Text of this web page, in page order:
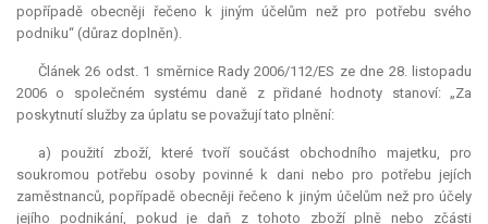
popřípadě obecněji řečeno k jiným účelům než pro potřebu svého
podniku“ (důraz doplněn).
Článek 26 odst. 1 směrnice Rady 2006/112/ES ze dne 28. listopadu
2006 o společném systému daně z přidané hodnoty stanoví: „Za
poskytnutí služby za úplatu se považují tato plnění:
a) použití zboží, které tvoří součást obchodního majetku, pro
soukromou potřebu osoby povinné k dani nebo pro potřebu jejích
zaměstnanců, popřípadě obecněji řečeno k jiným účelům než pro účely
jejího podnikání, pokud je daň z tohoto zboží plně nebo zčásti